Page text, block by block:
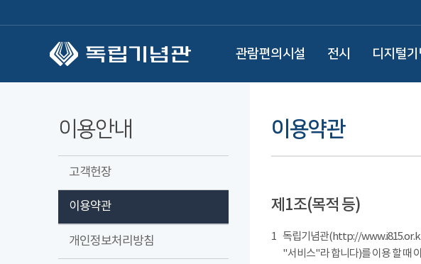
관람편의시설 전시 디지털
이용안내
고객헌장
이용약관
개인정보처리방침
이용약관
제1조(목적 등)
1 독립기념관(http://
"서비스"라 합니다)를 이용 할 때